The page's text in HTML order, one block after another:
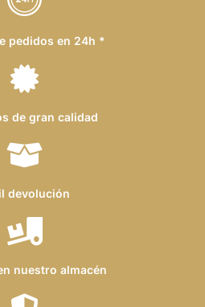
pedidos en 24h *
de gran calidad
devolución
nuestro almacén